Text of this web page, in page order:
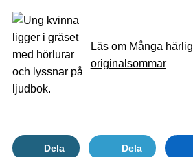
Läs om Många
originalsommar
Dela Dela